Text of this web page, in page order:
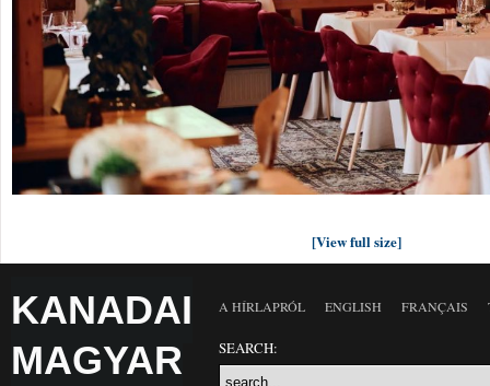
[View full size]
KANADAI
MAGYAR
A HÍRLAPRÓL ENGLISH FRANÇAIS
SEARCH: